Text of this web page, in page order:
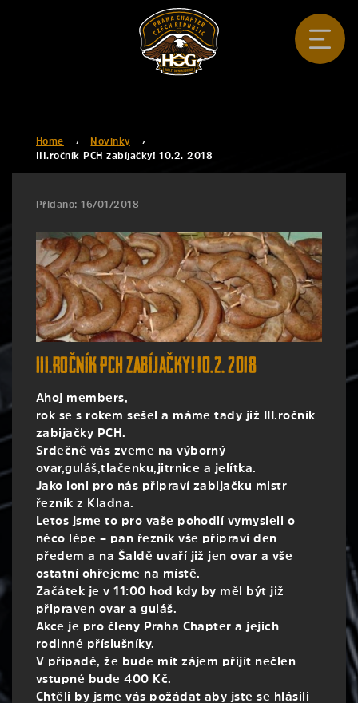
Home › Novinky
›
III.ročník PCH zabíjačky! 10.2. 2018
Přidáno: 16/01/2018
III.ročník PCH zabíjačky! 10.2. 2018
Ahoj members,
rok se s rokem sešel a máme tady již III.ročník
zabijačky PCH.
Srdečně vás zveme na výborný
ovar,guláš,tlačenku,jitrnice a jelítka.
Jako loni pro nás připraví zabijačku mistr
řezník z Kladna.
Letos jsme to pro vaše pohodlí vymysleli o
něco lépe – pan řezník vše připraví den
předem a na Šaldě uvaří již jen ovar a vše
ostatní ohřejeme na místě.
Začátek je v 11:00 hod kdy by měl být již
připraven ovar a guláš.
Akce je pro členy Praha Chapter a jejich
rodinné příslušníky.
V případě, že bude mít zájem přijít nečlen
vstupné bude 400 Kč.
Chtěli by jsme vás požádat aby jste se hlásili